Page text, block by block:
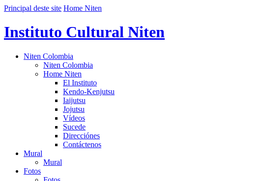
Principal deste site Home Niten
Instituto Cultural Niten
Niten Colombia
Niten Colombia
Home Niten
El Instituto
Kendo-Kenjutsu
Iaijutsu
Jojutsu
Vídeos
Sucede
Direcciónes
Contáctenos
Mural
Mural
Fotos